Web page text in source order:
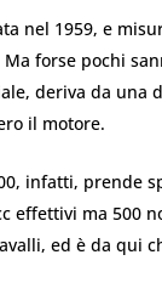
nel 1959, e
forse pochi
deriva da una
il motore.
infatti, prende
effettivi ma 500
ed è da qui